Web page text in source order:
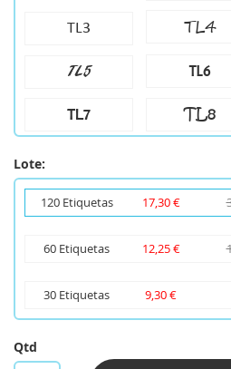
TL3 TL4
TL5 TL6
TL7 TL8
Lote:
120 Etiquetas 17,30 €
60 Etiquetas 12,25 €
30 Etiquetas 9,30 €
Qtd